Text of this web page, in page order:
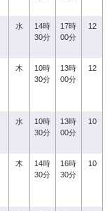
水
14時
30分
17時
00分
12
木
10時
30分
13時
00分
12
水
10時
30分
13時
00分
10
木
14時
30分
16時
30分
10